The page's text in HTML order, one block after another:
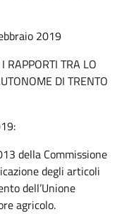
2019
RAPPORTI TRA LO
DI TRENTO
della Commissione
degli articoli
dell’Unione
agricolo.